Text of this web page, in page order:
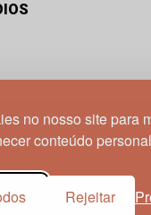
no nosso site para
conteúdo
Rejeitar
282 Lisboa | Portugal
40 65